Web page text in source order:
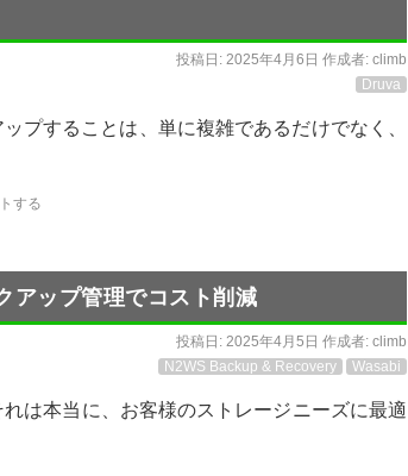
投稿日: 2025年4月6日 作成者: climb
Druva
プすることは、単に複雑であるだけでなく、
する
アップ管理でコスト削減
投稿日: 2025年4月5日 作成者: climb
N2WS Backup & Recovery
Wasabi
は本当に、お客様のストレージニーズに最適